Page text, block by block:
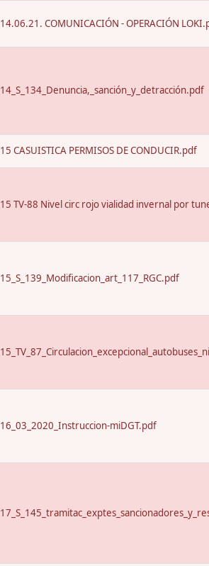
14.06.21. COMUNICACIÓN - OPERACIÓN
14_S_134_Denuncia,_sanción_y_detracción.pdf
15 CASUISTICA PERMISOS DE CONDUCIR.pdf
15 TV-88 Nivel circ rojo vialidad invernal por
15_S_139_Modificacion_art_117_RGC.pdf
16_03_2020_Instruccion-miDGT.pdf